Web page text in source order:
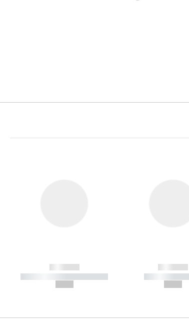
------------
----------- ----------- -----------
------------
-----------